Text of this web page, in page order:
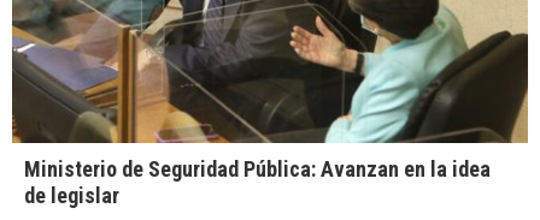
Ministerio de Seguridad Pública: Avanzan en la idea
de legislar